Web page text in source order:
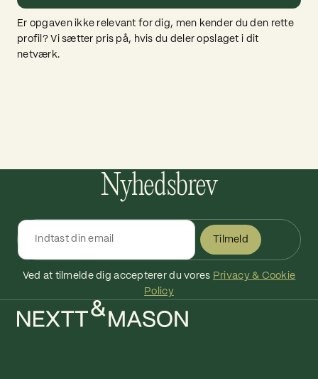
Er opgaven ikke relevant for dig, men kender du den rette
profil? Vi sætter pris på, hvis du deler opslaget i dit
netværk.
Nyhedsbrev
Tilmeld
Ved at tilmelde dig accepterer du vores Privacy & Cookie
Policy